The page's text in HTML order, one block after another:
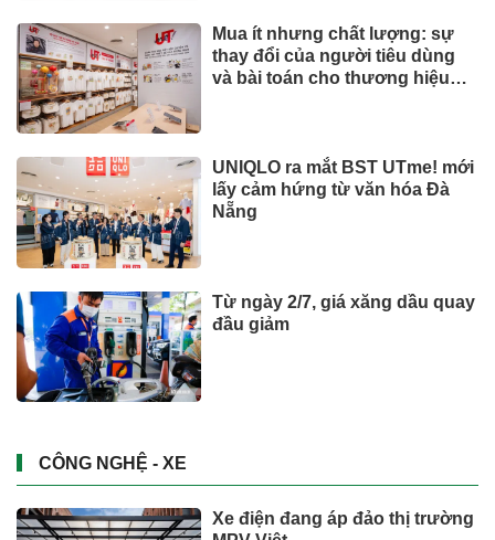
Mua ít nhưng chất lượng: sự
thay đổi của người tiêu dùng
và bài toán cho thương hiệu
UNIQLO ra mắt BST UTme! mới
lấy cảm hứng từ văn hóa Đà
Nẵng
Từ ngày 2/7, giá xăng dầu quay
đầu giảm
CÔNG NGHỆ - XE
Xe điện đang áp đảo thị trường